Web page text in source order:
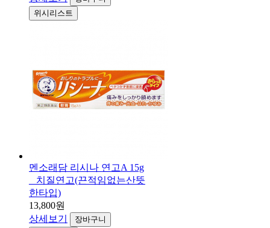
위시리스트
멘소래담 리시나 연고A 15g
_ 치질연고(끈적임없는산뜻
한타입)
13,800원
상세보기
장바구니